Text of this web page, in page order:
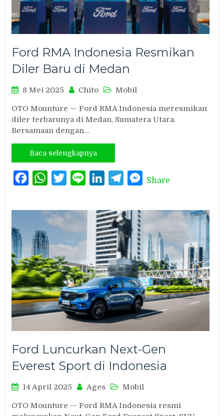
Ford RMA Indonesia Resmikan
Diler Baru di Medan
8 Mei 2025 Chito Mobil
OTO Mounture — Ford RMA Indonesia meresmikan
diler terbarunya di Medan, Sumatera Utara.
Bersamaan dengan…
Baca selengkapnya
FacebookWhatsAppTwitterLine LinkedInTelegramMessenger
Share
Ford Luncurkan Next-Gen
Everest Sport di Indonesia
14 April 2025 Ages Mobil
OTO Mounture — Ford RMA Indonesia resmi